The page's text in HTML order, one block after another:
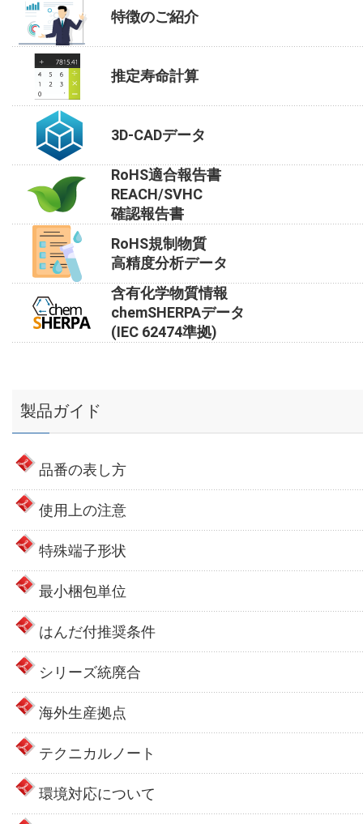
特徴のご紹介
推定寿命計算
3D-CADデータ
RoHS適合報告書
REACH/SVHC
確認報告書
RoHS規制物質
高精度分析データ
含有化学物質情報
chemSHERPAデータ
(IEC 62474準拠)
製品ガイド
品番の表し方
使用上の注意
特殊端子形状
最小梱包単位
はんだ付推奨条件
シリーズ統廃合
海外生産拠点
テクニカルノート
環境対応について